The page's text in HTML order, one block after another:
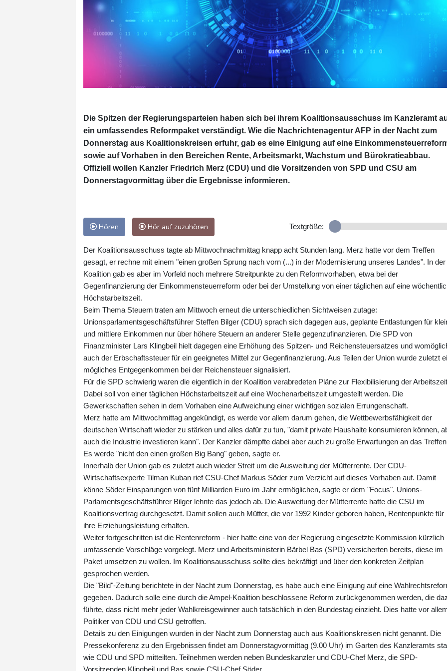
Die Spitzen der Regierungsparteien haben sich bei ihrem Koalitionsausschuss im Kanzleramt
ein umfassendes Reformpaket verständigt. Wie die Nachrichtenagentur AFP in der Nacht zum
Donnerstag aus Koalitionskreisen erfuhr, gab es eine Einigung auf eine
sowie auf Vorhaben in den Bereichen Rente, Arbeitsmarkt, Wachstum und Bürokratieabbau.
Offiziell wollen Kanzler Friedrich Merz (CDU) und die Vorsitzenden von SPD und CSU am
Donnerstagvormittag über die Ergebnisse informieren.
Hören Hör auf zuzuhören Textgröße:
Der Koalitionsausschuss tagte ab Mittwochnachmittag knapp acht Stunden lang. Merz hatte vor dem Treffen
gesagt, er rechne mit einem "einen großen Sprung nach vorn (...) in der Modernisierung unseres Landes". In der
Koalition gab es aber im Vorfeld noch mehrere Streitpunkte zu den Reformvorhaben, etwa bei der
Gegenfinanzierung der Einkommensteuerreform oder bei der Umstellung von einer täglichen auf eine
Höchstarbeitszeit.
Beim Thema Steuern traten am Mittwoch erneut die unterschiedlichen Sichtweisen zutage:
Unionsparlamentsgeschäftsführer Steffen Bilger (CDU) sprach sich dagegen aus, geplante Entlastungen für
und mittlere Einkommen nur über höhere Steuern an anderer Stelle gegenzufinanzieren. Die SPD von
Finanzminister Lars Klingbeil hielt dagegen eine Erhöhung des Spitzen- und Reichensteuersatzes und
auch der Erbschaftssteuer für ein geeignetes Mittel zur Gegenfinanzierung. Aus Teilen der Union wurde zuletzt
mögliches Entgegenkommen bei der Reichensteuer signalisiert.
Für die SPD schwierig waren die eigentlich in der Koalition verabredeten Pläne zur Flexibilisierung der
Dabei soll von einer täglichen Höchstarbeitszeit auf eine Wochenarbeitszeit umgestellt werden. Die
Gewerkschaften sehen in dem Vorhaben eine Aufweichung einer wichtigen sozialen Errungenschaft.
Merz hatte am Mittwochmittag angekündigt, es werde vor allem darum gehen, die Wettbewerbsfähigkeit der
deutschen Wirtschaft wieder zu stärken und alles dafür zu tun, "damit private Haushalte konsumieren können,
auch die Industrie investieren kann". Der Kanzler dämpfte dabei aber auch zu große Erwartungen an das
Es werde "nicht den einen großen Big Bang" geben, sagte er.
Innerhalb der Union gab es zuletzt auch wieder Streit um die Ausweitung der Mütterrente. Der CDU-
Wirtschaftsexperte Tilman Kuban rief CSU-Chef Markus Söder zum Verzicht auf dieses Vorhaben auf. Damit
könne Söder Einsparungen von fünf Milliarden Euro im Jahr ermöglichen, sagte er dem "Focus". Unions-
Parlamentsgeschäftsführer Bilger lehnte das jedoch ab. Die Ausweitung der Mütterrente hatte die CSU im
Koalitionsvertrag durchgesetzt. Damit sollen auch Mütter, die vor 1992 Kinder geboren haben, Rentenpunkte für
ihre Erziehungsleistung erhalten.
Weiter fortgeschritten ist die Rentenreform - hier hatte eine von der Regierung eingesetzte Kommission kürzlich
umfassende Vorschläge vorgelegt. Merz und Arbeitsministerin Bärbel Bas (SPD) versicherten bereits, diese im
Paket umsetzen zu wollen. Im Koalitionsausschuss sollte dies bekräftigt und über den konkreten Zeitplan
gesprochen werden.
Die "Bild"-Zeitung berichtete in der Nacht zum Donnerstag, es habe auch eine Einigung auf eine
gegeben. Dadurch solle eine durch die Ampel-Koalition beschlossene Reform zurückgenommen werden, die
führte, dass nicht mehr jeder Wahlkreisgewinner auch tatsächlich in den Bundestag einzieht. Dies hatte vor
Politiker von CDU und CSU getroffen.
Details zu den Einigungen wurden in der Nacht zum Donnerstag auch aus Koalitionskreisen nicht genannt. Die
Pressekonferenz zu den Ergebnissen findet am Donnerstagvormittag (9.00 Uhr) im Garten des Kanzleramts
wie CDU und SPD mitteilten. Teilnehmen werden neben Bundeskanzler und CDU-Chef Merz, die SPD-
Vorsitzenden Klingbeil und Bas sowie CSU-Chef Söder.